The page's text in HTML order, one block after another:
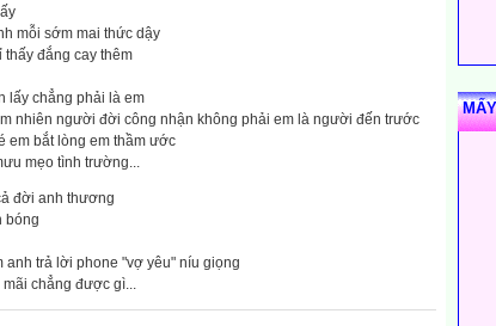
mỗi sớm mai thức dậy
đắng cay thêm
lấy chẳng phải là em
nhiên người đời công nhận không phải em là người đến trước
em bắt lòng em thầm ước
mẹo tình trường...
đời anh thương
bóng
anh trả lời phone "vợ yêu" níu giọng
mãi chẳng được gì...